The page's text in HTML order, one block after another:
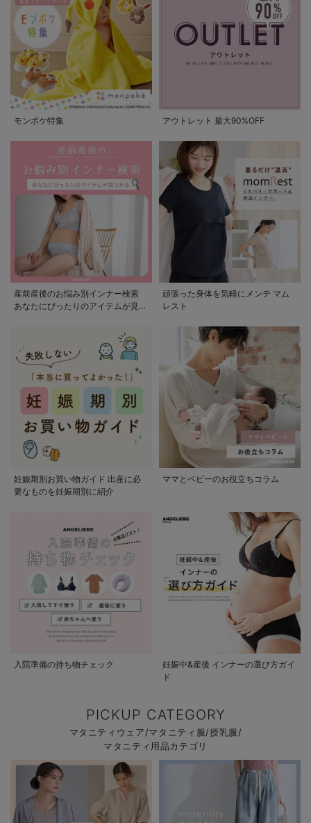
モンポケ特集 アウトレット 最大90%OFF
産前産後のお悩み別インナー検索
あなたにぴったりのアイテムが見つ
頑張った身体を気軽にメンテ マム
レスト
妊娠期別お買い物ガイド 出産に必
要なものを妊娠期別に紹介
ママとベビーのお役立ちコラム
入院準備の持ち物チェック
妊娠中&産後 インナーの選び方ガイ
ド
PICKUP CATEGORY
マタニティウェア/マタニティ服/授乳服/
マタニティ用品カテゴリ